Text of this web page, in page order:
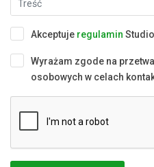
Akceptuje regulamin
Wyrażam zgode na
osobowych w celach